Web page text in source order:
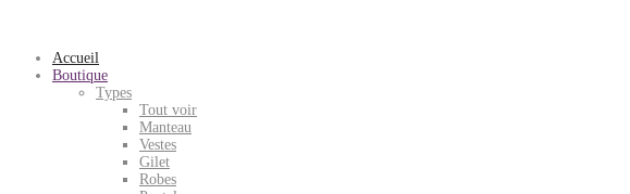
Accueil
Boutique
Types
Tout voir
Manteau
Vestes
Gilet
Robes